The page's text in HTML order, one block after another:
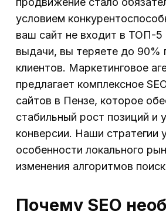
условием
ваш сайт не входит в ТОП-5
выдачи, вы теряете до 90%
клиентов. Маркетинговое
предлагает комплексное
сайтов в Пензе, которое
стабильный рост позиций и
конверсии. Наши стратегии
особенности локального
изменения алгоритмов
Почему SEO